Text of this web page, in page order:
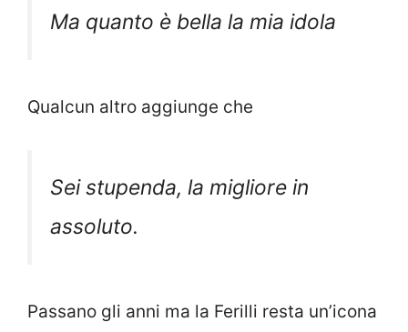
Ma quanto è bella la mia idola
Qualcun altro aggiunge che
Sei stupenda, la migliore in
assoluto.
Passano gli anni ma la Ferilli resta un’icona